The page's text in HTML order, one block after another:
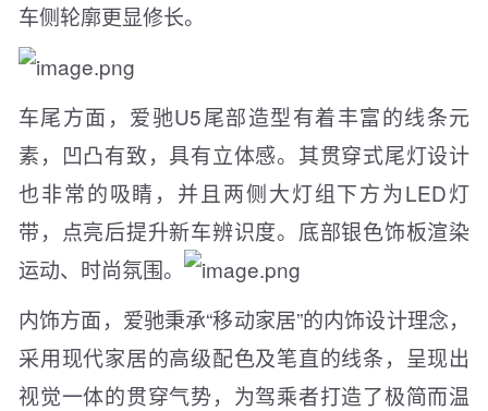
车侧轮廓更显修长。
车尾方面，爱驰U5尾部造型有着丰富的线条元
素，凹凸有致，具有立体感。其贯穿式尾灯设计
也非常的吸睛，并且两侧大灯组下方为LED灯
带，点亮后提升新车辨识度。底部银色饰板渲染
运动、时尚氛围。
内饰方面，爱驰秉承“移动家居”的内饰设计理念，
采用现代家居的高级配色及笔直的线条，呈现出
视觉一体的贯穿气势，为驾乘者打造了极简而温